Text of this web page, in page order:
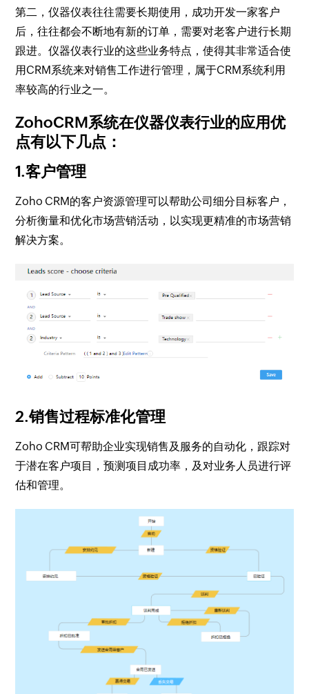
第二，仪器仪表往往需要长期使用，成功开发一家客户
后，往往都会不断地有新的订单，需要对老客户进行长期
跟进。仪器仪表行业的这些业务特点，使得其非常适合使
用CRM系统来对销售工作进行管理，属于CRM系统利用
率较高的行业之一。
ZohoCRM系统在仪器仪表行业的应用优
点有以下几点：
1.客户管理
Zoho CRM的客户资源管理可以帮助公司细分目标客户，
分析衡量和优化市场营销活动，以实现更精准的市场营销
解决方案。
2.销售过程标准化管理
Zoho CRM可帮助企业实现销售及服务的自动化，跟踪对
于潜在客户项目，预测项目成功率，及对业务人员进行评
估和管理。